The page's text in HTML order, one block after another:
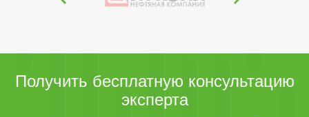
Получить бесплатную консультацию
эксперта